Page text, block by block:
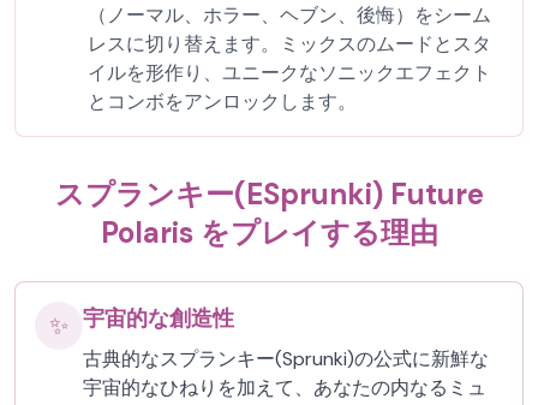
（ノーマル、ホラー、ヘブン、後悔）をシーム
レスに切り替えます。ミックスのムードとスタ
イルを形作り、ユニークなソニックエフェクト
とコンボをアンロックします。
スプランキー(ESprunki) Future
Polaris をプレイする理由
✨ 宇宙的な創造性
古典的なスプランキー(Sprunki)の公式に新鮮な
宇宙的なひねりを加えて、あなたの内なるミュ